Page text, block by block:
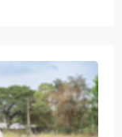
SMP
Friday, 7 August